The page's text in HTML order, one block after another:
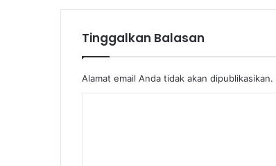
Tinggalkan Balasan
Alamat email Anda tidak akan dipublikasikan.